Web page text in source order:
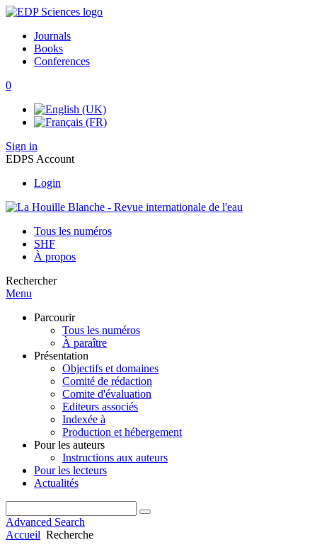
Journals
Books
Conferences
0
Sign in
EDPS Account
Login
Tous les numéros
SHF
À propos
Rechercher
Menu
Parcourir
Tous les numéros
À paraître
Présentation
Objectifs et domaines
Comité de rédaction
Comite d'évaluation
Editeurs associés
Indexée à
Production et hébergement
Pour les auteurs
Instructions aux auteurs
Pour les lecteurs
Actualités
Advanced Search
Accueil Recherche